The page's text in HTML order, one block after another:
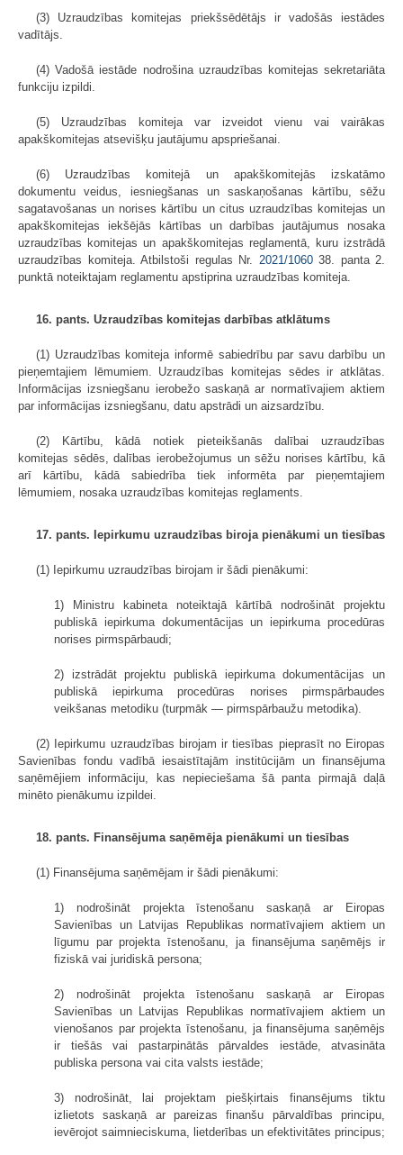
(3) Uzraudzības komitejas priekšsēdētājs ir vadošās iestādes
vadītājs.
(4) Vadošā iestāde nodrošina uzraudzības komitejas sekretariāta
funkciju izpildi.
(5) Uzraudzības komiteja var izveidot vienu vai vairākas
apakškomitejas atsevišķu jautājumu apspriešanai.
(6) Uzraudzības komitejā un apakškomitejās izskatāmo
dokumentu veidus, iesniegšanas un saskaņošanas kārtību, sēžu
sagatavošanas un norises kārtību un citus uzraudzības komitejas un
apakškomitejas iekšējās kārtības un darbības jautājumus nosaka
uzraudzības komitejas un apakškomitejas reglamentā, kuru izstrādā
uzraudzības komiteja. Atbilstoši regulas Nr. 2021/106038. panta 2.
punktā noteiktajam reglamentu apstiprina uzraudzības komiteja.
16. pants. Uzraudzības komitejas darbības atklātums
(1) Uzraudzības komiteja informē sabiedrību par savu darbību un
pieņemtajiem lēmumiem. Uzraudzības komitejas sēdes ir atklātas.
Informācijas izsniegšanu ierobežo saskaņā ar normatīvajiem aktiem
par informācijas izsniegšanu, datu apstrādi un aizsardzību.
(2) Kārtību, kādā notiek pieteikšanās dalībai uzraudzības
komitejas sēdēs, dalības ierobežojumus un sēžu norises kārtību, kā
arī kārtību, kādā sabiedrība tiek informēta par pieņemtajiem
lēmumiem, nosaka uzraudzības komitejas reglaments.
17. pants. Iepirkumu uzraudzības biroja pienākumi un tiesības
(1) Iepirkumu uzraudzības birojam ir šādi pienākumi:
1) Ministru kabineta noteiktajā kārtībā nodrošināt projektu
publiskā iepirkuma dokumentācijas un iepirkuma procedūras
norises pirmspārbaudi;
2) izstrādāt projektu publiskā iepirkuma dokumentācijas un
publiskā iepirkuma procedūras norises pirmspārbaudes
veikšanas metodiku (turpmāk — pirmspārbaužu metodika).
(2) Iepirkumu uzraudzības birojam ir tiesības pieprasīt no Eiropas
Savienības fondu vadībā iesaistītajām institūcijām un finansējuma
saņēmējiem informāciju, kas nepieciešama šā panta pirmajā daļā
minēto pienākumu izpildei.
18. pants. Finansējuma saņēmēja pienākumi un tiesības
(1) Finansējuma saņēmējam ir šādi pienākumi:
1) nodrošināt projekta īstenošanu saskaņā ar Eiropas
Savienības un Latvijas Republikas normatīvajiem aktiem un
līgumu par projekta īstenošanu, ja finansējuma saņēmējs ir
fiziskā vai juridiskā persona;
2) nodrošināt projekta īstenošanu saskaņā ar Eiropas
Savienības un Latvijas Republikas normatīvajiem aktiem un
vienošanos par projekta īstenošanu, ja finansējuma saņēmējs
ir tiešās vai pastarpinātās pārvaldes iestāde, atvasināta
publiska persona vai cita valsts iestāde;
3) nodrošināt, lai projektam piešķirtais finansējums tiktu
izlietots saskaņā ar pareizas finanšu pārvaldības principu,
ievērojot saimnieciskuma, lietderības un efektivitātes principus;